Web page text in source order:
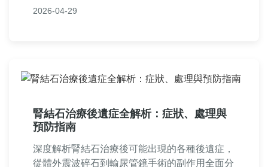
出正確決策。內容基於專業知識和個人經驗，確
2026-04-29
腎結石治療後遺症全解析：症狀、處理與
預防指南
深度解析腎結石治療後可能出現的各種後遺症，
從體外震波碎石到輸尿管鏡手術的副作用全面分